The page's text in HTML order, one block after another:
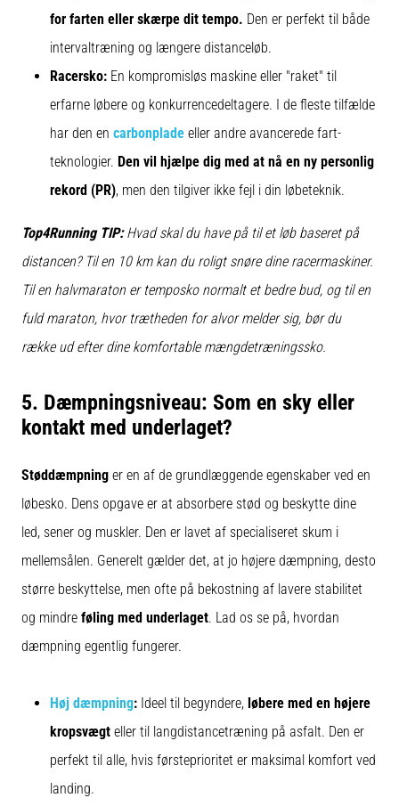
for farten eller skærpe dit tempo. Den er perfekt til både
intervaltræning og længere distanceløb.
Racersko: En kompromisløs maskine eller "raket" til
erfarne løbere og konkurrencedeltagere. I de fleste tilfælde
har den en carbonplade eller andre avancerede fart-
teknologier. Den vil hjælpe dig med at nå en ny personlig
rekord (PR), men den tilgiver ikke fejl i din løbeteknik.
Top4Running TIP:Hvad skal du have på til et løb baseret på
distancen? Til en 10 km kan du roligt snøre dine racermaskiner.
Til en halvmaraton er temposko normalt et bedre bud, og til en
fuld maraton, hvor trætheden for alvor melder sig, bør du
række ud efter dine komfortable mængdetræningssko.
5. Dæmpningsniveau: Som en sky eller
kontakt med underlaget?
Støddæmpning er en af de grundlæggende egenskaber ved en
løbesko. Dens opgave er at absorbere stød og beskytte dine
led, sener og muskler. Den er lavet af specialiseret skum i
mellemsålen. Generelt gælder det, at jo højere dæmpning, desto
større beskyttelse, men ofte på bekostning af lavere stabilitet
og mindre føling med underlaget. Lad os se på, hvordan
dæmpning egentlig fungerer.
Høj dæmpning: Ideel til begyndere, løbere med en højere
kropsvægt eller til langdistancetræning på asfalt. Den er
perfekt til alle, hvis førsteprioritet er maksimal komfort ved
landing.